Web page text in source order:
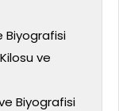
Biyografisi
ve
Biyografisi